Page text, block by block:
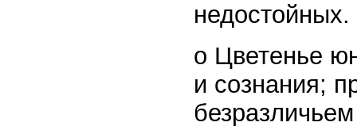
недостойных.
o Цветенье
и сознания;